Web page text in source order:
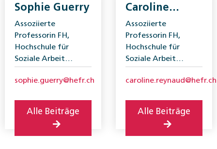
Sophie Guerry
Assoziierte
Professorin FH,
Hochschule für
Soziale Arbeit
sophie.guerry@hefr.ch
Alle Beiträge
Caroline
Reynaud
Assoziierte
Professorin FH,
Hochschule für
Soziale Arbeit
caroline.reynaud@hefr.ch
Alle Beiträge